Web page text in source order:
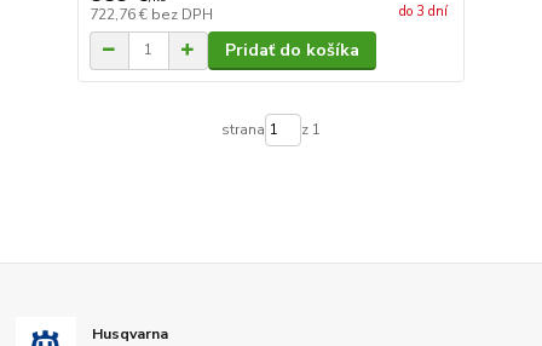
722,76 € bez DPH do 3 dní
Pridať do košíka
strana z 1
Husqvarna